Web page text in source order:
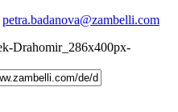
petra.badanova@zambelli.com